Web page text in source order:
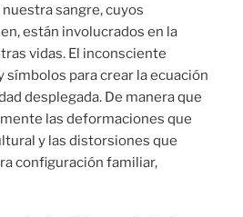
sangre, cuyos
están involucrados en la
vidas. El inconsciente
símbolos para crear la ecuación
desplegada. De manera que
las deformaciones que
y las distorsiones que
configuración familiar,